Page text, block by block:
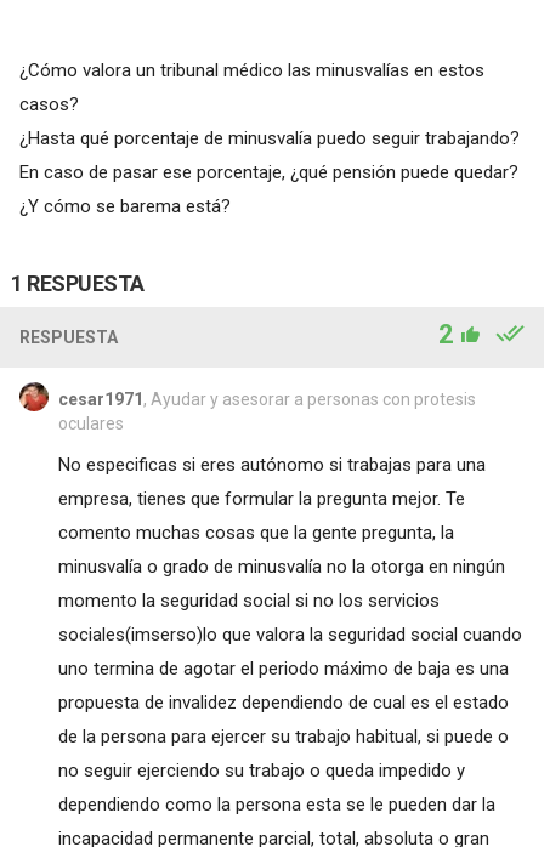
¿Cómo valora un tribunal médico las minusvalías en estos
casos?
¿Hasta qué porcentaje de minusvalía puedo seguir trabajando?
En caso de pasar ese porcentaje, ¿qué pensión puede quedar?
¿Y cómo se barema está?
1 RESPUESTA
RESPUESTA 2
cesar1971 , Ayudar y asesorar a personas con protesis
oculares
No especificas si eres autónomo si trabajas para una
empresa, tienes que formular la pregunta mejor. Te
comento muchas cosas que la gente pregunta, la
minusvalía o grado de minusvalía no la otorga en ningún
momento la seguridad social si no los servicios
sociales(imserso)lo que valora la seguridad social cuando
uno termina de agotar el periodo máximo de baja es una
propuesta de invalidez dependiendo de cual es el estado
de la persona para ejercer su trabajo habitual, si puede o
no seguir ejerciendo su trabajo o queda impedido y
dependiendo como la persona esta se le pueden dar la
incapacidad permanente parcial, total, absoluta o gran